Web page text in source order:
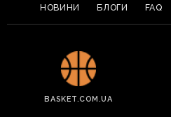
НОВИНИ БЛОГИ FAQ
BASKET.COM.UA